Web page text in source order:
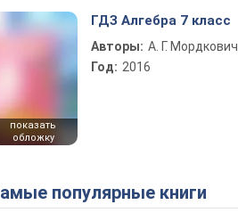
показать
обложку
ГДЗ Алгебра 7 класс
Авторы: А. Г. Мордкович
Год: 2016
Самые популярные книги